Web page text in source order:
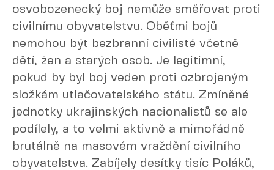
osvobozenecký boj nemůže směřovat proti
civilnímu obyvatelstvu. Oběťmi bojů
nemohou být bezbranní civilisté včetně
dětí, žen a starých osob. Je legitimní,
pokud by byl boj veden proti ozbrojeným
složkám utlačovatelského státu. Zmíněné
jednotky ukrajinských nacionalistů se ale
podílely, a to velmi aktivně a mimořádně
brutálně na masovém vraždění civilního
obyvatelstva. Zabíjely desítky tisíc Poláků,